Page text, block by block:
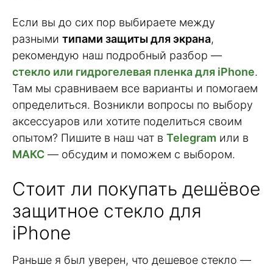
Если вы до сих пор выбираете между
разными типами защиты для экрана,
рекомендую наш подробный разбор —
стекло или гидрогелевая пленка для iPhone.
Там мы сравниваем все варианты и помогаем
определиться. Возникли вопросы по выбору
аксессуаров или хотите поделиться своим
опытом? Пишите в наш чат в Telegram или в
МАКС — обсудим и поможем с выбором.
Стоит ли покупать дешёвое
защитное стекло для
iPhone
Раньше я был уверен, что дешевое стекло —